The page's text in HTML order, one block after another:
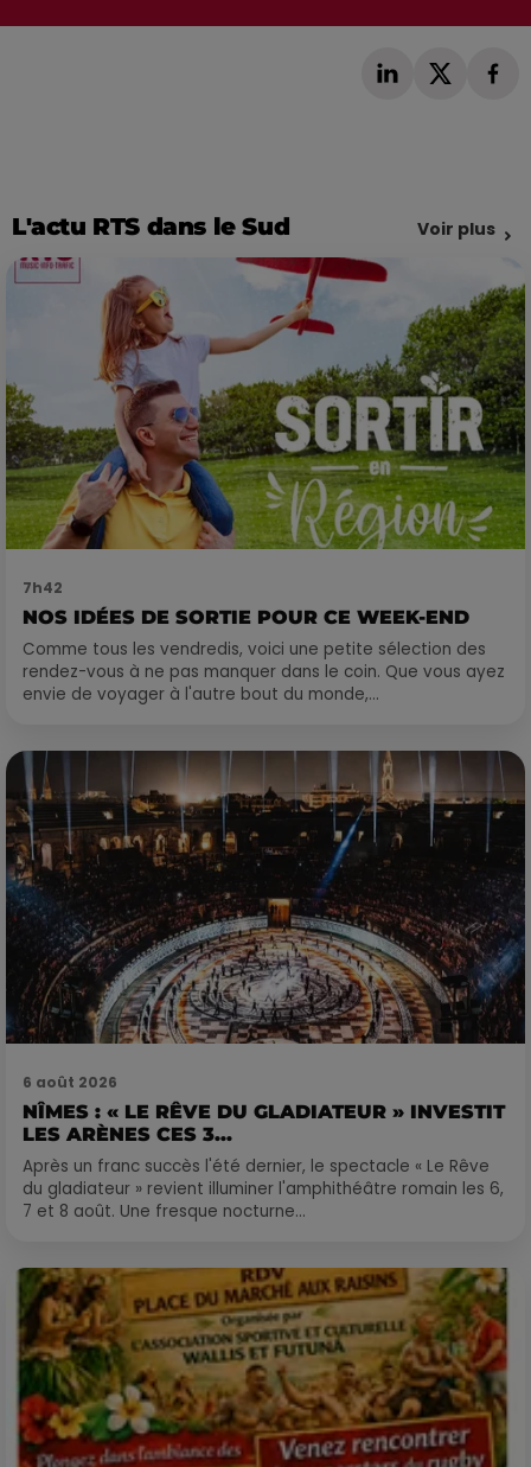
L'actu RTS dans le Sud Voir plus
7h42
NOS IDÉES DE SORTIE POUR CE WEEK-END
Comme tous les vendredis, voici une petite sélection des
rendez-vous à ne pas manquer dans le coin. Que vous ayez
envie de voyager à l'autre bout du monde,...
6 août 2026
NÎMES : « LE RÊVE DU GLADIATEUR » INVESTIT
LES ARÈNES CES 3...
Après un franc succès l'été dernier, le spectacle « Le Rêve
du gladiateur » revient illuminer l'amphithéâtre romain les 6,
7 et 8 août. Une fresque nocturne...